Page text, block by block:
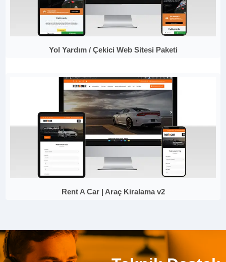
Yol Yardım / Çekici Web Sitesi Paketi
Rent A Car | Araç Kiralama v2